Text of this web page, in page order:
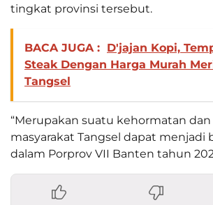
tingkat provinsi tersebut.
BACA JUGA : D'jajan Kopi,
Steak Dengan Harga Murah
Tangsel
“Merupakan suatu kehormatan
masyarakat Tangsel dapat menjadi
dalam Porprov VII Banten tahun